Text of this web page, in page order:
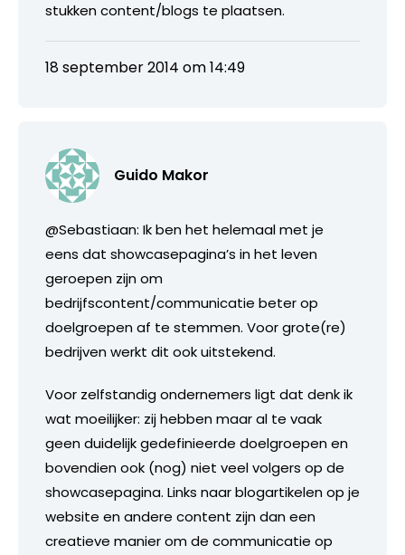
stukken content/blogs te plaatsen.
18 september 2014 om 14:49
Guido Makor
@Sebastiaan: Ik ben het helemaal met je
eens dat showcasepagina’s in het leven
geroepen zijn om
bedrijfscontent/communicatie beter op
doelgroepen af te stemmen. Voor grote(re)
bedrijven werkt dit ook uitstekend.
Voor zelfstandig ondernemers ligt dat denk ik
wat moeilijker: zij hebben maar al te vaak
geen duidelijk gedefinieerde doelgroepen en
bovendien ook (nog) niet veel volgers op de
showcasepagina. Links naar blogartikelen op je
website en andere content zijn dan een
creatieve manier om de communicatie op